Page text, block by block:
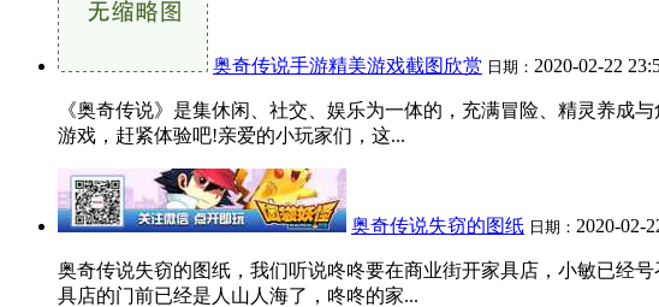
奥奇传说手游精美游戏截图欣赏 日期： 2020-02-22
《奥奇传说》是集休闲、社交、娱乐为一体的，充满冒险、精灵养成
游戏，赶紧体验吧!亲爱的小玩家们，这...
奥奇传说失窃的图纸 日期： 2020-02-
奥奇传说失窃的图纸，我们听说咚咚要在商业街开家具店，小敏已经
具店的门前已经是人山人海了，咚咚的家...